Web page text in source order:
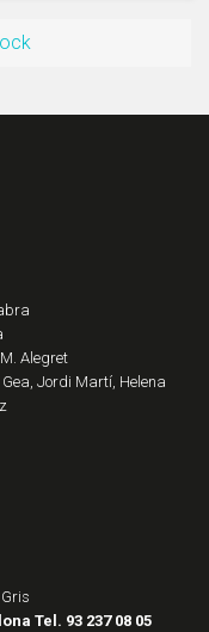
Alegret
Jordi Martí, Helena
Tel. 93 237 08 05